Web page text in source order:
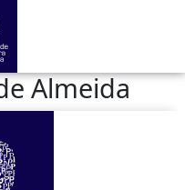
Almeida